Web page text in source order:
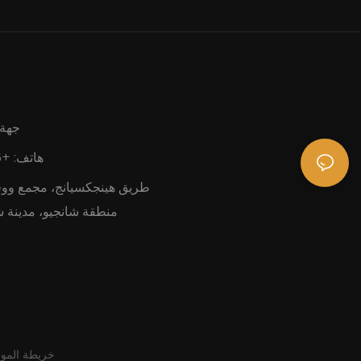
هاتف: +86-13758163138
منطقة شانجيو،
خريطة